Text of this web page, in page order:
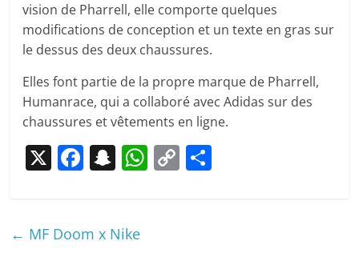
vision de Pharrell, elle comporte quelques
modifications de conception et un texte en gras sur
le dessus des deux chaussures.
Elles font partie de la propre marque de Pharrell,
Humanrace, qui a collaboré avec Adidas sur des
chaussures et vêtements en ligne.
X F
e
S
p
W C
← MF Doom x Nike